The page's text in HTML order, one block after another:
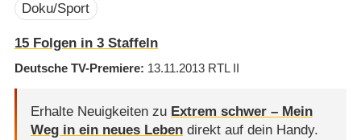
Doku/Sport
15Folgen in 3Staffeln
Deutsche TV-Premiere 13.11.2013 RTL II
Erhalte Neuigkeiten zu Extrem schwer – Mein
Weg in ein neues Lebendirekt auf dein Handy.